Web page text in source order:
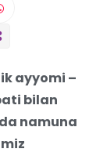
ayyomi –
bilan
namuna